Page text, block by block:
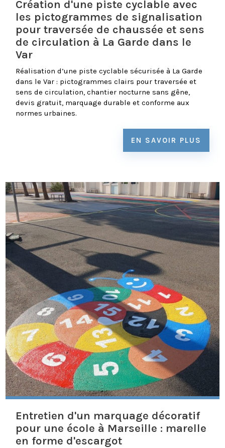
Création d'une piste cyclable avec
les pictogrammes de signalisation
pour traversée de chaussée et sens
de circulation à La Garde dans le
Var
Réalisation d’une piste cyclable sécurisée à La Garde
dans le Var : pictogrammes clairs pour traversée et
sens de circulation, chantier nocturne sans gêne,
devis gratuit, marquage durable et conforme aux
normes urbaines.
EN SAVOIR PLUS
Entretien d'un marquage décoratif
pour une école à Marseille : marelle
en forme d'escargot